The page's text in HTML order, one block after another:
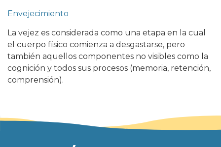
Envejecimiento
La vejez es considerada como una etapa en la cual
el cuerpo físico comienza a desgastarse, pero
también aquellos componentes no visibles como la
cognición y todos sus procesos (memoria, retención,
comprensión).